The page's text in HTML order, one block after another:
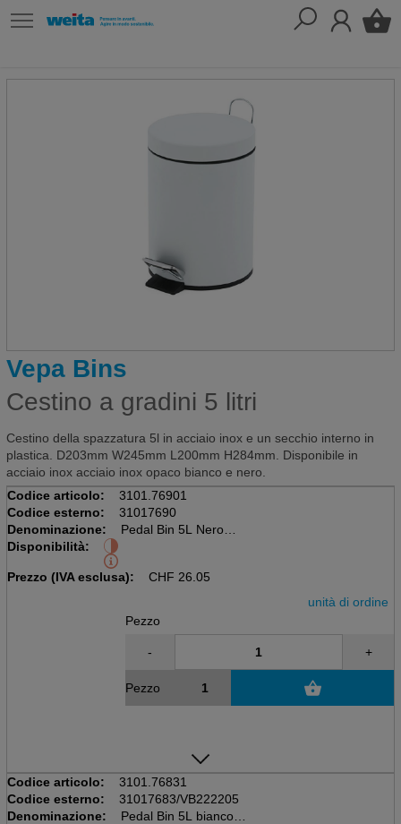
Vepa Bins
Cestino a gradini 5 litri
Cestino della spazzatura 5l in acciaio inox e un secchio interno in
plastica. D203mm W245mm L200mm H284mm. Disponibile in
acciaio inox acciaio inox opaco bianco e nero.
Codice articolo:
3101.76901
Codice esterno:
31017690
Denominazione:
Pedal Bin 5L Nero
Disponibilità:
Prezzo (IVA esclusa): CHF 26.05
unità di ordine
Pezzo
- +
Pezzo
Codice articolo:
3101.76831
Codice esterno:
31017683/VB222205
Denominazione:
Pedal Bin 5L bianco